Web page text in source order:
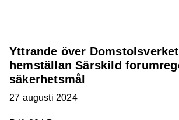
Yttrande över
hemställan Särskild
säkerhetsmål
27 augusti 2024